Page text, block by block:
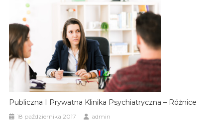
Publiczna I Prywatna Klinika Psychiatryczna – Różnice
18 października 2017 admin